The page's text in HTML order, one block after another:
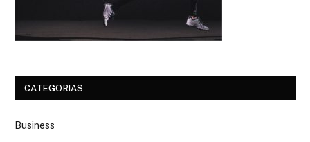
CATEGORIAS
Business